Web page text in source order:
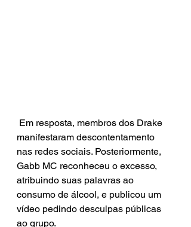
manifestaram descontentamento
nas redes sociais. Posteriormente,
Gabb MC reconheceu o excesso,
atribuindo suas palavras ao
consumo de álcool, e publicou um
vídeo pedindo desculpas públicas
ao grupo.